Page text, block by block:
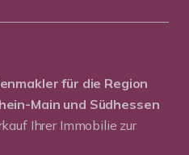
für die Region
Main und Südhessen
Ihrer Immobilie zur